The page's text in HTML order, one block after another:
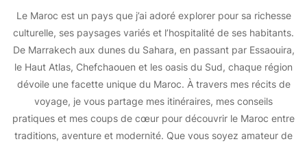
Le Maroc est un pays que j’ai adoré explorer pour sa richesse
culturelle, ses paysages variés et l’hospitalité de ses habitants.
De Marrakech aux dunes du Sahara, en passant par Essaouira,
le Haut Atlas, Chefchaouen et les oasis du Sud, chaque région
dévoile une facette unique du Maroc. À travers mes récits de
voyage, je vous partage mes itinéraires, mes conseils
pratiques et mes coups de cœur pour découvrir le Maroc entre
traditions, aventure et modernité. Que vous soyez amateur de